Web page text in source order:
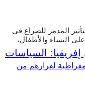
المدمر للصراع في
النساء والأطفال،